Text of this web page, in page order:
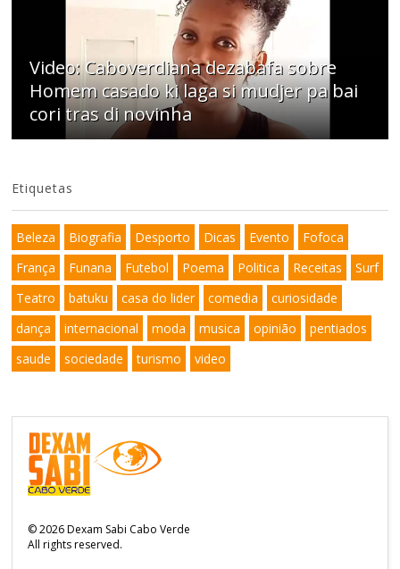
Video: Caboverdiana dezabafa sobre
Homem casado ki laga si mudjer pa bai
cori tras di novinha
Etiquetas
Beleza Biografia Desporto Dicas Evento
Fofoca
França
Funana Futebol Poema Politica Receitas
Surf
Teatro
batuku casa do lider comedia
curiosidade
dança
internacional moda musica opinião
pentiados
saude
sociedade turismo video
©2026Dexam Sabi Cabo Verde
All rights reserved.